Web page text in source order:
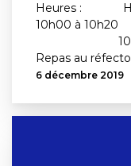
Heures :
10h00 à
Repas au
6 décembre 2019